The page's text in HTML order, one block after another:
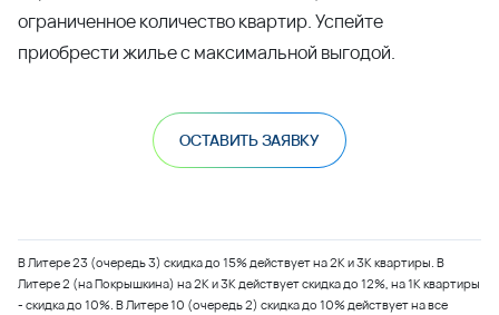
ограниченное количество квартир. Успейте
приобрести жилье с максимальной выгодой.
ОСТАВИТЬ ЗАЯВКУ
В Литере 23 (очередь 3) скидка до 15% действует на 2К и 3К квартиры. В
Литере 2 (на Покрышкина) на 2К и 3К действует скидка до 12%, на 1К квартиры
- скидка до 10%. В Литере 10 (очередь 2) скидка до 10% действует на все